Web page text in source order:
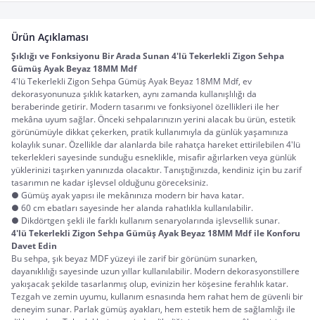
Ürün Açıklaması
Şıklığı ve Fonksiyonu Bir Arada Sunan 4'lü Tekerlekli Zigon Sehpa
Gümüş Ayak Beyaz 18MM Mdf
4'lü Tekerlekli Zigon Sehpa Gümüş Ayak Beyaz 18MM Mdf, ev
dekorasyonunuza şıklık katarken, aynı zamanda kullanışlılığı da
beraberinde getirir. Modern tasarımı ve fonksiyonel özellikleri ile her
mekâna uyum sağlar. Önceki sehpalarınızın yerini alacak bu ürün, estetik
görünümüyle dikkat çekerken, pratik kullanımıyla da günlük yaşamınıza
kolaylık sunar. Özellikle dar alanlarda bile rahatça hareket ettirilebilen 4'lü
tekerlekleri sayesinde sunduğu esneklikle, misafir ağırlarken veya günlük
yüklerinizi taşırken yanınızda olacaktır. Tanıştığınızda, kendiniz için bu zarif
tasarımın ne kadar işlevsel olduğunu göreceksiniz.
● Gümüş ayak yapısı ile mekânınıza modern bir hava katar.
● 60 cm ebatları sayesinde her alanda rahatlıkla kullanılabilir.
● Dikdörtgen şekli ile farklı kullanım senaryolarında işlevsellik sunar.
4'lü Tekerlekli Zigon Sehpa Gümüş Ayak Beyaz 18MM Mdf ile Konforu
Davet Edin
Bu sehpa, şık beyaz MDF yüzeyi ile zarif bir görünüm sunarken,
dayanıklılığı sayesinde uzun yıllar kullanılabilir. Modern dekorasyonstillere
yakışacak şekilde tasarlanmış olup, evinizin her köşesine ferahlık katar.
Tezgah ve zemin uyumu, kullanım esnasında hem rahat hem de güvenli bir
deneyim sunar. Parlak gümüş ayakları, hem estetik hem de sağlamlığı ile